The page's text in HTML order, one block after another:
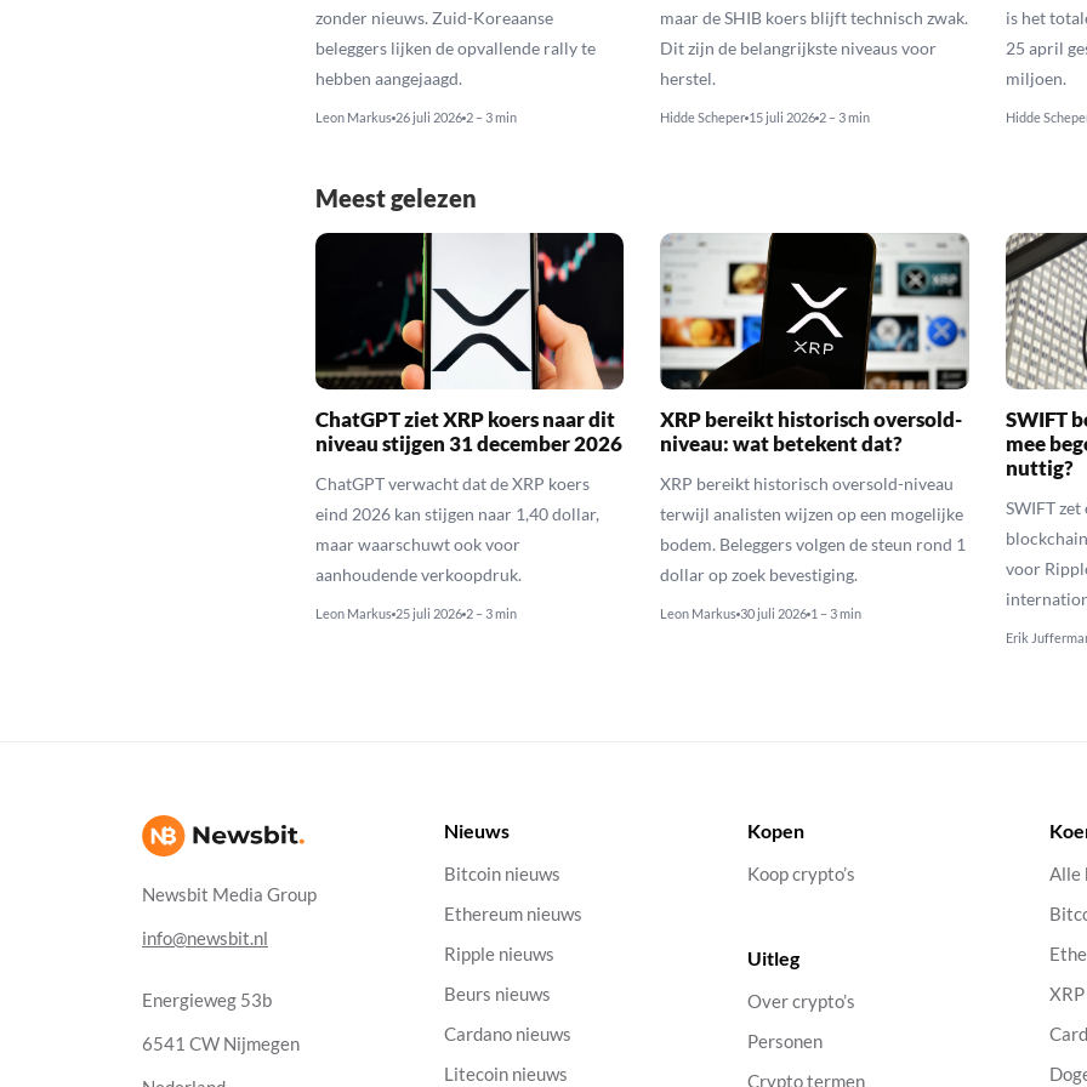
zonder nieuws. Zuid-Koreaanse
beleggers lijken de opvallende rally te
hebben aangejaagd.
Leon Markus 26 juli 2026 2 – 3 min
maar de SHIB koers blijft technisch zwak.
Dit zijn de belangrijkste niveaus voor
herstel.
Hidde Scheper 15 juli 2026 2 – 3 min
is het
25 april
miljoen.
Hidde
Meest gelezen
ChatGPT ziet XRP koers naar dit
niveau stijgen 31 december 2026
ChatGPT verwacht dat de XRP koers
eind 2026 kan stijgen naar 1,40 dollar,
maar waarschuwt ook voor
aanhoudende verkoopdruk.
Leon Markus 25 juli 2026 2 – 3 min
XRP bereikt historisch oversold-
niveau: wat betekent dat?
XRP bereikt historisch oversold-niveau
terwijl analisten wijzen op een mogelijke
bodem. Beleggers volgen de steun rond 1
dollar op zoek bevestiging.
Leon Markus 30 juli 2026 1 – 3 min
SWIFT
mee
nuttig?
SWIFT
voor
Erik
Newsbit Media Group
info@newsbit.nl
Energieweg 53b
6541 CW Nijmegen
Nieuws
Bitcoin nieuws
Ethereum nieuws
Ripple nieuws
Beurs nieuws
Cardano nieuws
Litecoin nieuws
Kopen
Koop crypto’s
Uitleg
Over crypto’s
Personen
Crypto termen
Alle
XRP